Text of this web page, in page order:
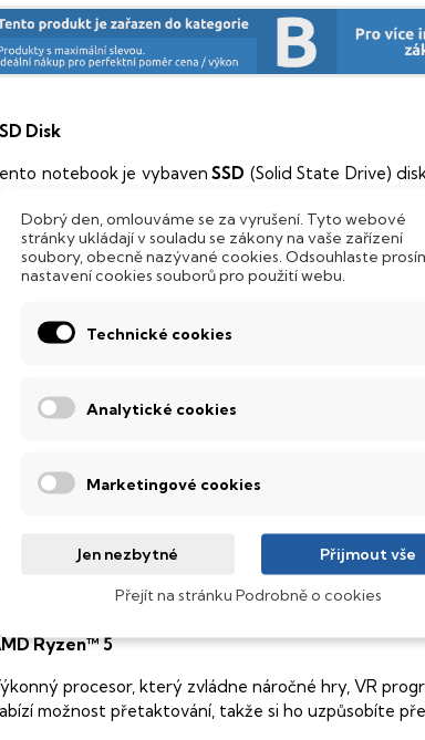
Disk
notebook je vybaven SSD (Solid State Drive)
Disk Drive) disků nedisponuje žádnými
poškození. Díky použití
mnohemrychlejšípráci s daty.
klávesnice
systém úsporných LED diod osvítí
noci, stále však decentně, aby nikterak
frekvence 144 Hz
s obnovovací frekvencí
, který nabízí
nádherné barvy, ostře čistý obraz s každým
obraz z jakéhokoliv úhlu
technologie IPS
krystaly disponují zcela odlišnou světelnou
široké pozorovací úhly (téměr180°), lepší úroveň
Ryzen™ 5
procesor, který zvládne náročné hry, VR
možnost přetaktování, takže si ho uzpůsobíte
Dobrý den, omlouváme se za vyrušení. Tyto webové
stránky ukládají v souladu se zákony na vaše zařízení
soubory, obecně nazývané cookies. Odsouhlaste
nastavení cookies souborů pro použití webu.
Technické cookies
Analytické cookies
Marketingové cookies
Jen nezbytné Přijmout vše
Přejít na stránku Podrobně o cookies